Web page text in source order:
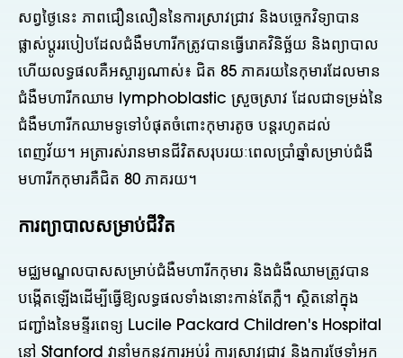
សព្វថ្ងៃនេះ ភាពជឿនលឿននៃការស្រាវជ្រាវ និងបច្ចេកវិទ្យាបាន
ផ្លាស់ប្តូររបៀបដែលជំងឺមហារីកត្រូវបានធ្វើរោគវិនិច្ឆ័យ និងព្យាបាល
ហើយលទ្ធផលគឺអស្ចារ្យណាស់៖ ជិត 85 ភាគរយនៃកុមារដែលមាន
ជំងឺមហារីកឈាម lymphoblastic ស្រួចស្រាវ ដែលជាទម្រង់នៃ
ជំងឺមហារីកឈាមទូទៅបំផុតចំពោះកុមារតូច បន្តរហូតដល់
ពេញវ័យ។ អត្រារស់រានមានជីវិតសរុបរយៈពេលប្រាំឆ្នាំសម្រាប់ជំងឺ
មហារីកកុមារគឺជិត 80 ភាគរយ។
ការព្យាបាលសម្រាប់ជីវិត
មជ្ឈមណ្ឌលបាសសម្រាប់ជំងឺមហារីកកុមារ និងជំងឺឈាមត្រូវបាន
បង្កើតឡើងដើម្បីធ្វើឱ្យលទ្ធផលទាំងនោះកាន់តែភ្លឺ។ ស្ថិតនៅក្នុង
ជញ្ជាំងនៃមន្ទីរពេទ្យ Lucile Packard Children's Hospital
នៅ Stanford វានាំមកនូវការអប់រំ ការស្រាវជ្រាវ និងការថែទាំអ្នក